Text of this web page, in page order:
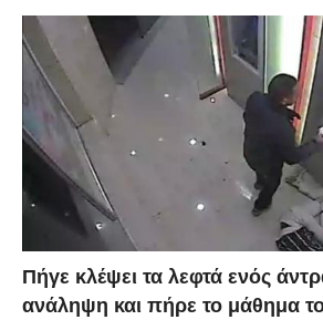
Πήγε κλέψει τα λεφτά ενός
ανάληψη και πήρε το μάθημα